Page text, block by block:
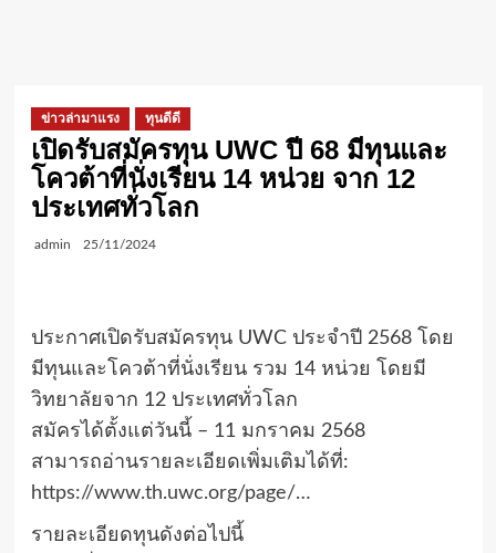
ข่าวล่ามาแรง ทุนดีดี
เปิดรับสมัครทุน UWC ปี 68 มีทุนและ
โควต้าที่นั่งเรียน 14 หน่วย จาก 12
ประเทศทั่วโลก
admin 25/11/2024
ประกาศเปิดรับสมัครทุน UWC ประจำปี 2568 โดย
มีทุนและโควต้าที่นั่งเรียน รวม 14 หน่วย โดยมี
วิทยาลัยจาก 12 ประเทศทั่วโลก
สมัครได้ตั้งแต่วันนี้ – 11 มกราคม 2568
สามารถอ่านรายละเอียดเพิ่มเติมได้ที่:
https://www.th.uwc.org/page/…
รายละเอียดทุนดังต่อไปนี้